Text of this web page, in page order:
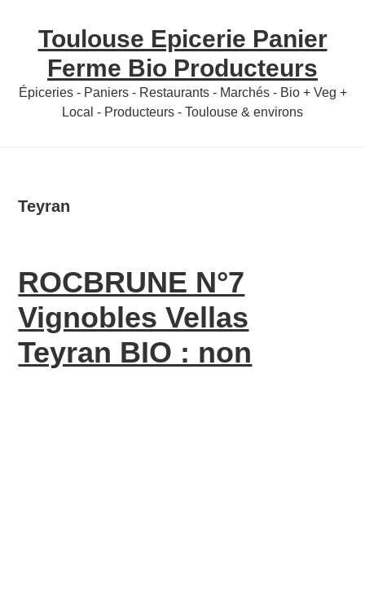
sidebar
Toulouse Epicerie Panier
Ferme Bio Producteurs
Épiceries - Paniers - Restaurants - Marchés - Bio + Veg +
Local - Producteurs - Toulouse & environs
Teyran
ROCBRUNE N°7
Vignobles Vellas
Teyran BIO : non